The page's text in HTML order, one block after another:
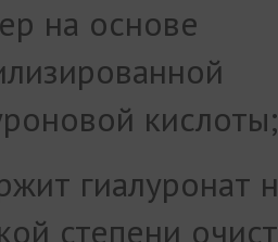
на основе
кислоты;
гиалуронат
степени